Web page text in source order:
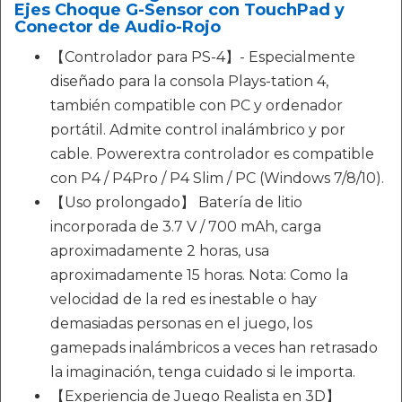
Ejes Choque G-Sensor con TouchPad y
Conector de Audio-Rojo
【Controlador para PS-4】- Especialmente
diseñado para la consola Plays-tation 4,
también compatible con PC y ordenador
portátil. Admite control inalámbrico y por
cable. Powerextra controlador es compatible
con P4 / P4Pro / P4 Slim / PC (Windows 7/8/10).
【Uso prolongado】 Batería de litio
incorporada de 3.7 V / 700 mAh, carga
aproximadamente 2 horas, usa
aproximadamente 15 horas. Nota: Como la
velocidad de la red es inestable o hay
demasiadas personas en el juego, los
gamepads inalámbricos a veces han retrasado
la imaginación, tenga cuidado si le importa.
【Experiencia de Juego Realista en 3D】